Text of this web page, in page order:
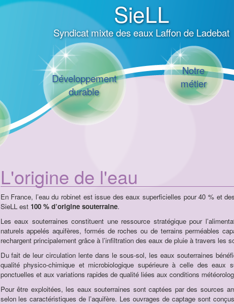
SieLL
Syndicat mixte des eaux Laffon de Ladebat
Développement
durable
Notre
métier
L'origine de l'eau
En France, l’eau du robinet est issue des eaux superficielles pour 40 % et
SieLL est 100 % d’origine souterraine.
Les eaux souterraines constituent une ressource stratégique pour
naturels appelés aquifères, formés de roches ou de terrains perméables
rechargent principalement grâce à l’infiltration des eaux de pluie à travers les
Du fait de leur circulation lente dans le sous-sol, les eaux souterraines
qualité physico-chimique et microbiologique supérieure à celle des
ponctuelles et aux variations rapides de qualité liées aux conditions
Pour être exploitées, les eaux souterraines sont captées par des sources
selon les caractéristiques de l’aquifère. Les ouvrages de captage sont